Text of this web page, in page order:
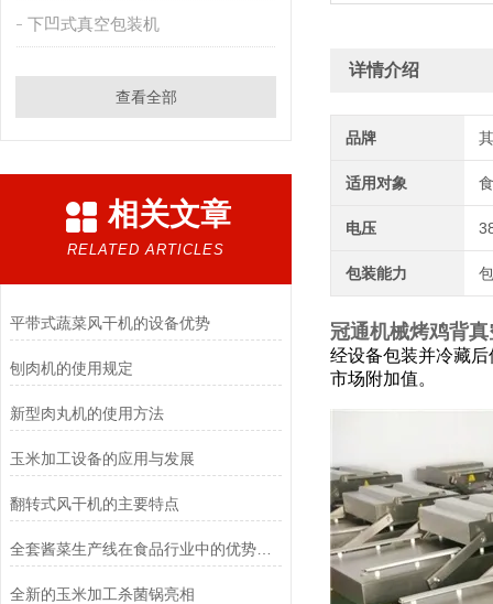
下凹式真空包装机
查看全部
相关文章
RELATED ARTICLES
平带式蔬菜风干机的设备优势
刨肉机的使用规定
新型肉丸机的使用方法
玉米加工设备的应用与发展
翻转式风干机的主要特点
全套酱菜生产线在食品行业中的优势和应用前景
全新的玉米加工杀菌锅亮相
详情介绍
品牌
适用对象
电压
包装能力
冠通机械烤鸡背
经设备包装并冷藏
市场附加值。